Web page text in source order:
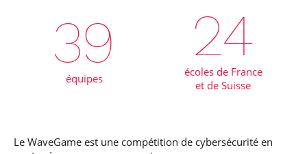
39
équipes
24
écoles de France
et de Suisse
Le WaveGame est une compétition de cybersécurité en